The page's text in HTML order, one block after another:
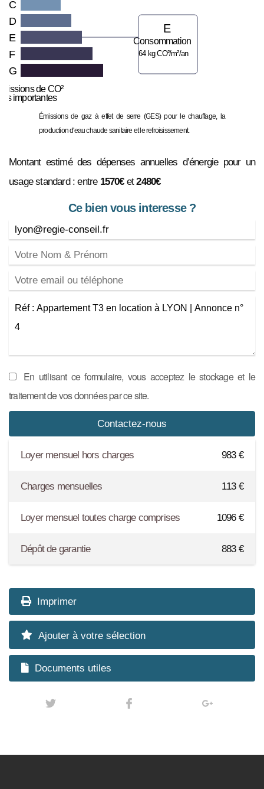
C
D
E
Consommation
64 kg CO²/m²/an
E
F
G
de CO²
importantes
Émissions de gaz à effet de serre (GES) pour le chauffage, la
production d'eau chaude sanitaire et le refroisissement.
Montant estimé des dépenses annuelles d’énergie pour un
usage standard : entre 1570€et2480€
Ce bien vous interesse ?
En utilisant ce formulaire, vous acceptez le stockage et le
traitement de vos données par ce site.
Loyer mensuel hors charges 983€
Charges mensuelles 113€
Loyer mensuel toutes charge comprises 1096€
Dépôt de garantie 883€
Imprimer
Ajouter à votre sélection
Documents utiles